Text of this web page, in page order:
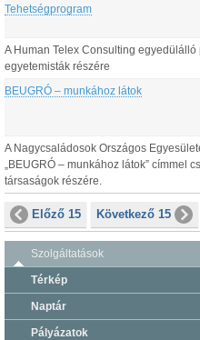
Tehetségprogram
A Human Telex Consulting
egyetemisták részére
BEUGRÓ – munkához látok
A Nagycsaládosok Országos
„BEUGRÓ – munkához látok” címmel
társaságok részére.
Előző 15 Következő 15
Szolgáltatások
Térkép
Naptár
Pályázatok